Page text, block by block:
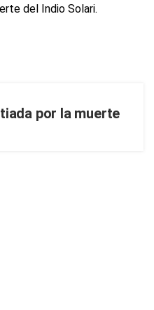
por la muerte